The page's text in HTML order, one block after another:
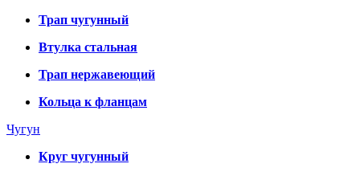
Трап чугунный
Втулка стальная
Трап нержавеющий
Кольца к фланцам
Чугун
Круг чугунный